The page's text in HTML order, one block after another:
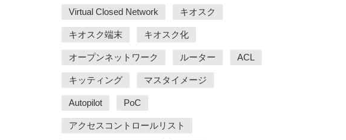
Virtual Closed Network キオスク
キオスク端末 キオスク化
オープンネットワーク ルーター ACL
キッティング マスタイメージ
Autopilot PoC
アクセスコントロールリスト